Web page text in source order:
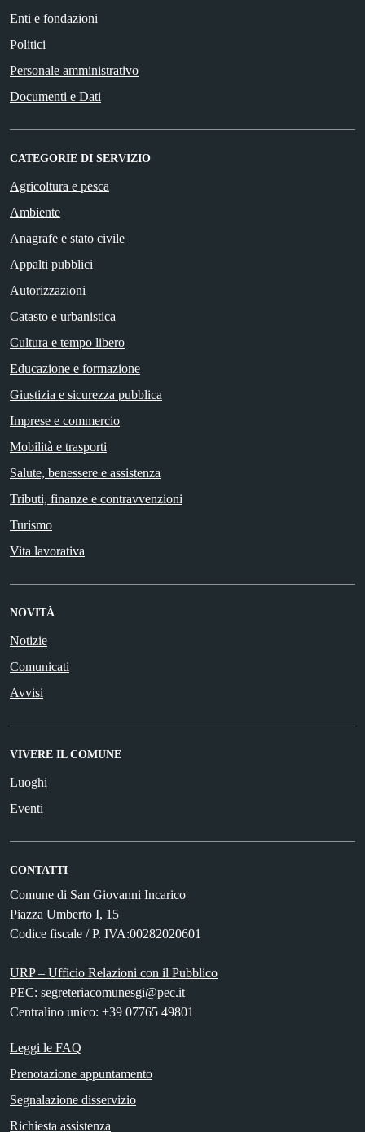
Enti e fondazioni
Politici
Personale amministrativo
Documenti e Dati
CATEGORIE DI SERVIZIO
Agricoltura e pesca
Ambiente
Anagrafe e stato civile
Appalti pubblici
Autorizzazioni
Catasto e urbanistica
Cultura e tempo libero
Educazione e formazione
Giustizia e sicurezza pubblica
Imprese e commercio
Mobilità e trasporti
Salute, benessere e assistenza
Tributi, finanze e contravvenzioni
Turismo
Vita lavorativa
NOVITÀ
Notizie
Comunicati
Avvisi
VIVERE IL COMUNE
Luoghi
Eventi
CONTATTI
Comune di San Giovanni Incarico
Piazza Umberto I, 15
Codice fiscale / P. IVA:00282020601
URP – Ufficio Relazioni con il Pubblico
PEC: segreteriacomunesgi@pec.it
Centralino unico: +39 07765 49801
Leggi le FAQ
Prenotazione appuntamento
Segnalazione disservizio
Richiesta assistenza